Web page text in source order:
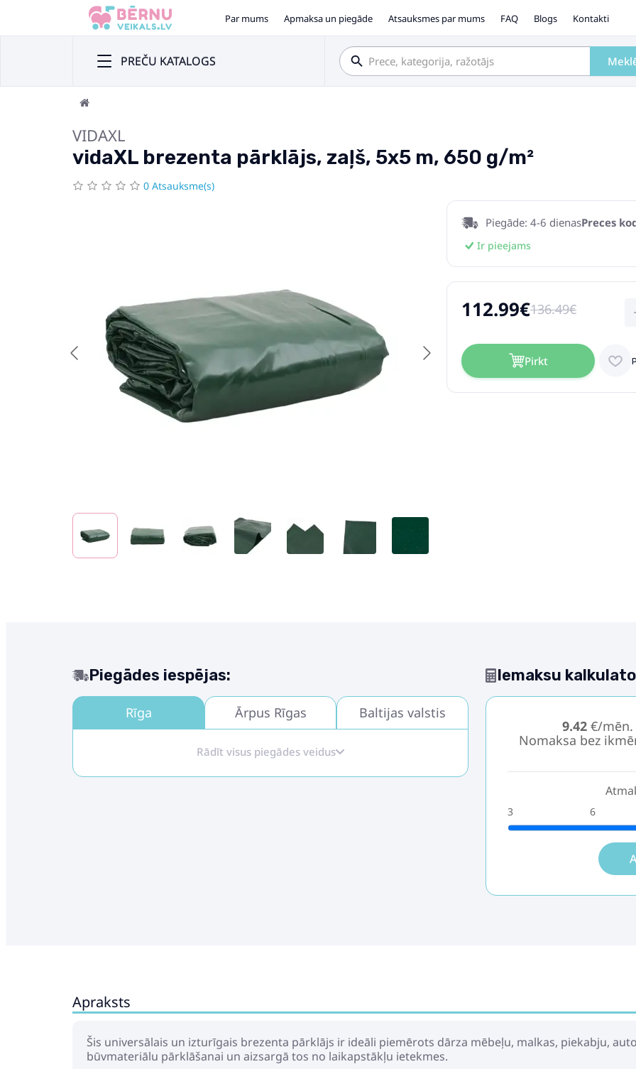
Par mums Apmaksa un piegāde Atsauksmes par mums FAQ Blogs Kontakti
PREČU KATALOGS
VIDAXL
vidaXL brezenta pārklājs, zaļš, 5x5 m, 650 g/m²
0 Atsauksme(s)
Piegāde: 4-6 dienasPreces
Ir pieejams
112.99€136.49€
Pirkt
Piegādes iespējas:
Rīga Ārpus Rīgas Baltijas valstis
Rādīt visus piegādes veidus
Iemaksu
9.42€/mēn.
Nomaksa bez
3 6
Apraksts
Šis universālais un izturīgais brezenta pārklājs ir ideāli piemērots dārza mēbeļu, malkas, piekabju,
būvmateriālu pārklāšanai un aizsargā tos no laikapstākļu ietekmes.